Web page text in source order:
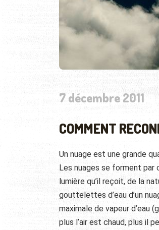
7 décembre 2011
COMMENT
Un nuage est une grande
Les nuages se forment par
lumière qu’il reçoit, de la
gouttelettes d’eau d’un
maximale de vapeur d’eau
plus l’air est chaud, plus il